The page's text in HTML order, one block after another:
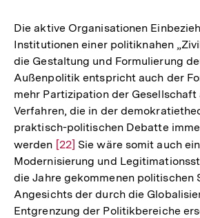
Die aktive Organisationen
Institutionen einer politiknahen
die Gestaltung und Formulierung
Außenpolitik entspricht auch der
mehr Partizipation der
Verfahren, die in der
praktisch-politischen Debatte
werden Zur
Auflösung
der
Fußnote
[22] Sie wäre somit auch
Modernisierung und
die Jahre gekommenen politischen
Angesichts der durch die
Entgrenzung der Politikbereiche